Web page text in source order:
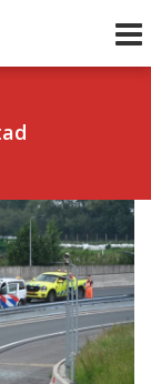
Volgend uur